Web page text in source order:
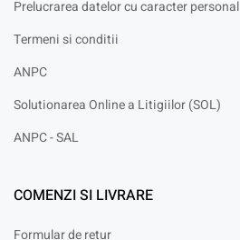
Prelucrarea datelor cu caracter personal
Termeni si conditii
ANPC
Solutionarea Online a Litigiilor (SOL)
ANPC - SAL
COMENZI SI LIVRARE
Formular de retur